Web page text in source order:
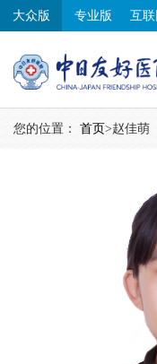
大众版 专业版 互
您的位置： 首页>赵佳萌